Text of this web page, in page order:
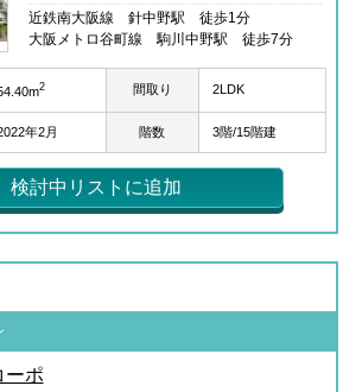
近鉄南大阪線 針中野駅 徒歩1分
大阪メトロ谷町線 駒川中野駅 徒歩7分
2 間取り 2LDK
年2月 階数 3階/15階建
検討中リストに追加
ーポ